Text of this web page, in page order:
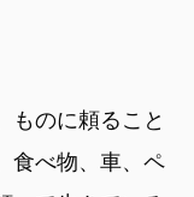
ものに頼ること
食べ物、車、ペ